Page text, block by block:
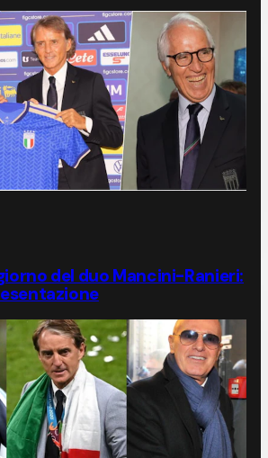
del duo Mancini-Ranieri: